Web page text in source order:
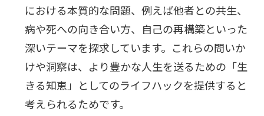
における本質的な問題、例えば他者との共生、
病や死への向き合い方、自己の再構築といった
深いテーマを探求しています。これらの問いか
けや洞察は、より豊かな人生を送るための「生
きる知恵」としてのライフハックを提供すると
考えられるためです。